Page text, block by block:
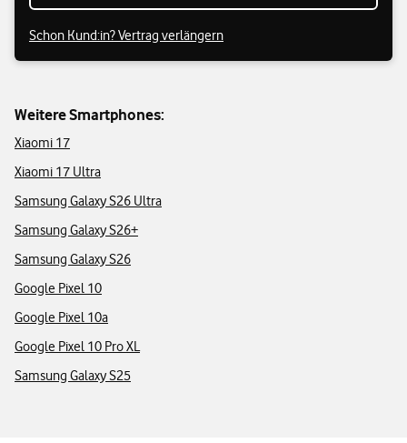
Schon Kund:in? Vertrag verlängern
Weitere Smartphones:
Xiaomi 17
Xiaomi 17 Ultra
Samsung Galaxy S26 Ultra
Samsung Galaxy S26+
Samsung Galaxy S26
Google Pixel 10
Google Pixel 10a
Google Pixel 10 Pro XL
Samsung Galaxy S25